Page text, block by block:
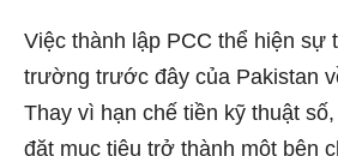
Việc thành lập PCC thể hiện sự
trường trước đây của Pakistan
Thay vì hạn chế tiền kỹ thuật
đặt mục tiêu trở thành một bên